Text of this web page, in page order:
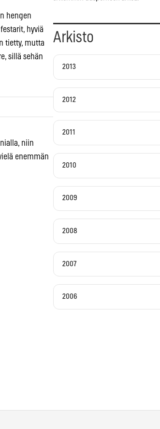
hengen
hyviä
tietty, mutta
sillä sehän
niin
enemmän
Arkisto
2013
2012
2011
2010
2009
2008
2007
2006